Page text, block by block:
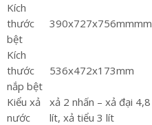
Kích
thước
bệt
390x727x756mmmm
Kích
thước
nắp bệt
536x472x173mm
Kiểu xả
nước
xả 2 nhấn – xả đại 4,8
lít, xả tiểu 3 lít